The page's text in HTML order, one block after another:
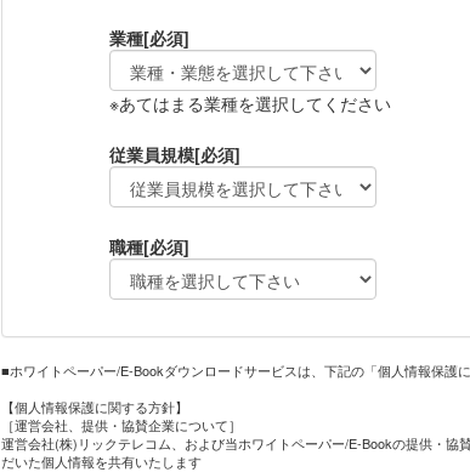
業種[必須]
※あてはまる業種を選択してください
従業員規模[必須]
職種[必須]
■ホワイトペーパー/E-Bookダウンロードサービスは、下記の「個人情報保護
【個人情報保護に関する方針】
［運営会社、提供・協賛企業について］
運営会社(株)リックテレコム、および当ホワイトペーパー/E-Bookの提供・
だいた個人情報を共有いたします